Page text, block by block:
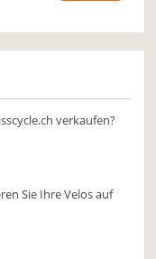
verkaufen?
Sie Ihre Velos auf